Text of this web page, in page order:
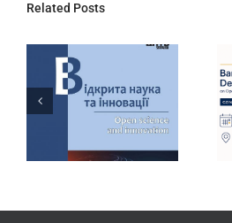
Related Posts
запрошує
долучитися до
конференції
Barcelona
Declaration